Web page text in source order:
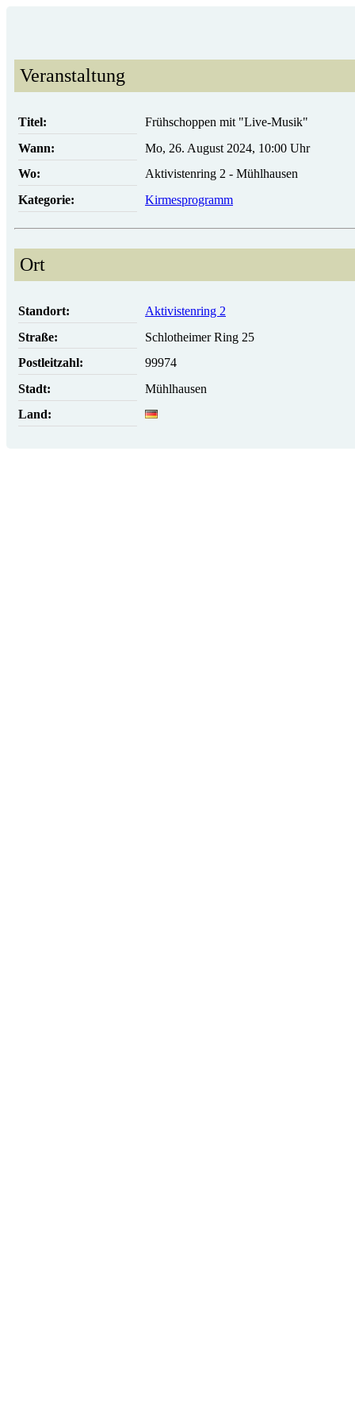
Veranstaltung
Titel:
Frühschoppen mit "Live-Musik"
Wann:
Mo, 26. August 2024, 10:00 Uhr
Wo:
Aktivistenring 2 - Mühlhausen
Kategorie:
Kirmesprogramm
Ort
Standort:
Aktivistenring 2
Straße:
Schlotheimer Ring 25
Postleitzahl:
99974
Stadt:
Mühlhausen
Land: